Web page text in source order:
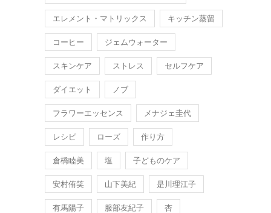
エレメント・マトリックス キッチン蒸留
コーヒー ジェムウォーター
スキンケア ストレス セルフケア
ダイエット ノブ
フラワーエッセンス メナジェ圭代
レシピ ローズ 作り方
倉橋睦美 塩 子どものケア
安村侑笑 山下美紀 是川理江子
有馬陽子 服部友紀子 杏